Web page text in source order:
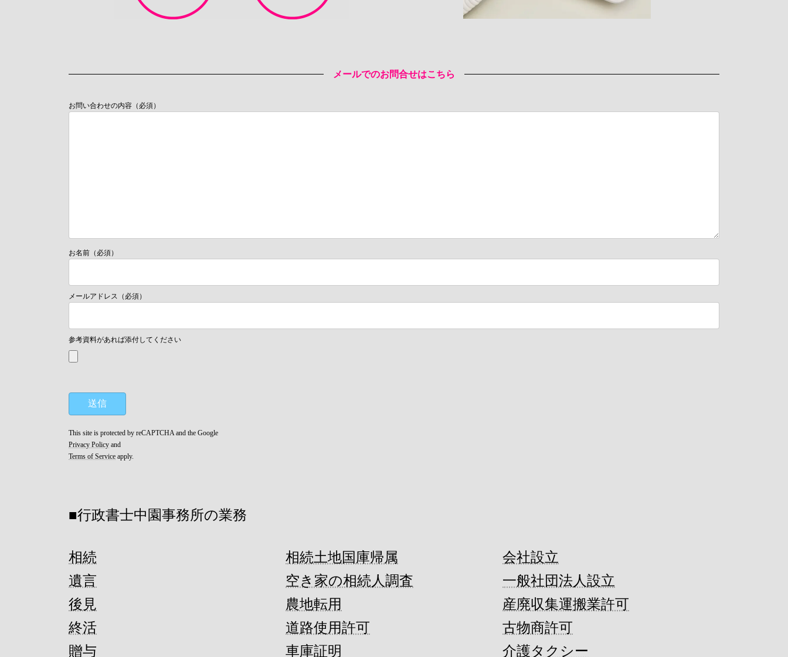
メールでのお問合せはこちら
お問い合わせの内容（必須）
お名前（必須）
メールアドレス（必須）
参考資料があれば添付してください
This site is protected by reCAPTCHA and the Google
Privacy Policy and
Terms of Service apply.
■行政書士中園事務所の業務
相続
遺言
後見
終活
贈与
相続土地国庫帰属
空き家の相続人調査
農地転用
道路使用許可
車庫証明
会社設立
一般社団法人設立
産廃収集運搬業許可
古物商許可
介護タクシー